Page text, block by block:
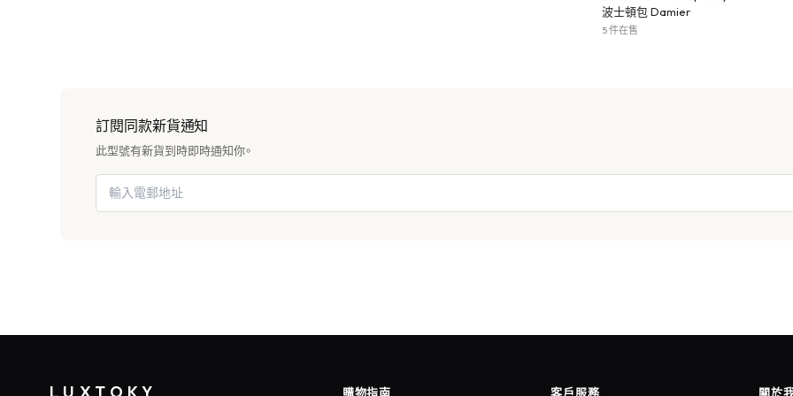
波士頓包 Damier
5 件在售
訂閱同款新貨通知
此型號有新貨到時即時通知你。
購物指南 客戶服務 關於